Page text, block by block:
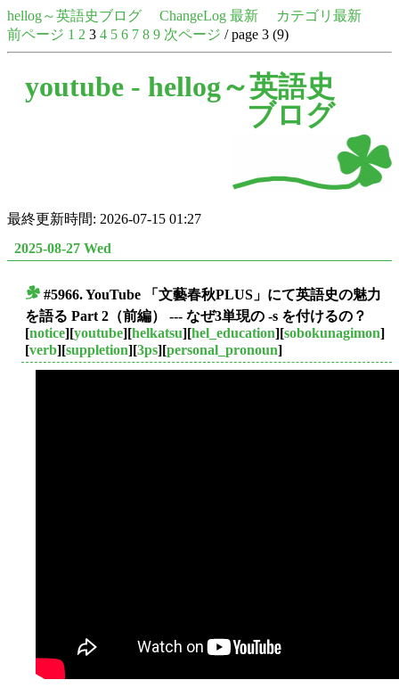
hellog～英語史ブログ ChangeLog 最新
カテゴリ最新
前ページ 1 2 3 4 5 6 7 8 9 次ページ / page 3 (9)
youtube - hellog～英語史
ブログ
最終更新時間: 2026-07-15 01:27
2025-08-27 Wed
#5966. YouTube 「文藝春秋PLUS」にて英語史の魅力
を語る Part 2（前編） --- なぜ3単現の -s を付けるの？
[notice][youtube][helkatsu][hel_education][sobokunagimon]
[verb][suppletion][3ps][personal_pronoun]